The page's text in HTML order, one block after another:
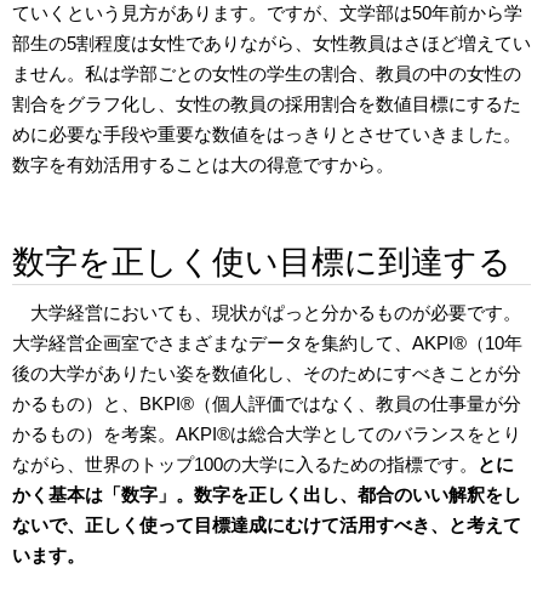
ていくという見方があります。ですが、文学部は50年前から学
部生の5割程度は女性でありながら、女性教員はさほど増えてい
ません。私は学部ごとの女性の学生の割合、教員の中の女性の
割合をグラフ化し、女性の教員の採用割合を数値目標にするた
めに必要な手段や重要な数値をはっきりとさせていきました。
数字を有効活用することは大の得意ですから。
数字を正しく使い目標に到達する
大学経営においても、現状がぱっと分かるものが必要です。
大学経営企画室でさまざまなデータを集約して、AKPI®（10年
後の大学がありたい姿を数値化し、そのためにすべきことが分
かるもの）と、BKPI®（個人評価ではなく、教員の仕事量が分
かるもの）を考案。AKPI®は総合大学としてのバランスをとり
ながら、世界のトップ100の大学に入るための指標です。
とに
かく基本は「数字」。数字を正しく出し、都合のいい解釈をし
ないで、正しく使って目標達成にむけて活用すべき、と考えて
います。